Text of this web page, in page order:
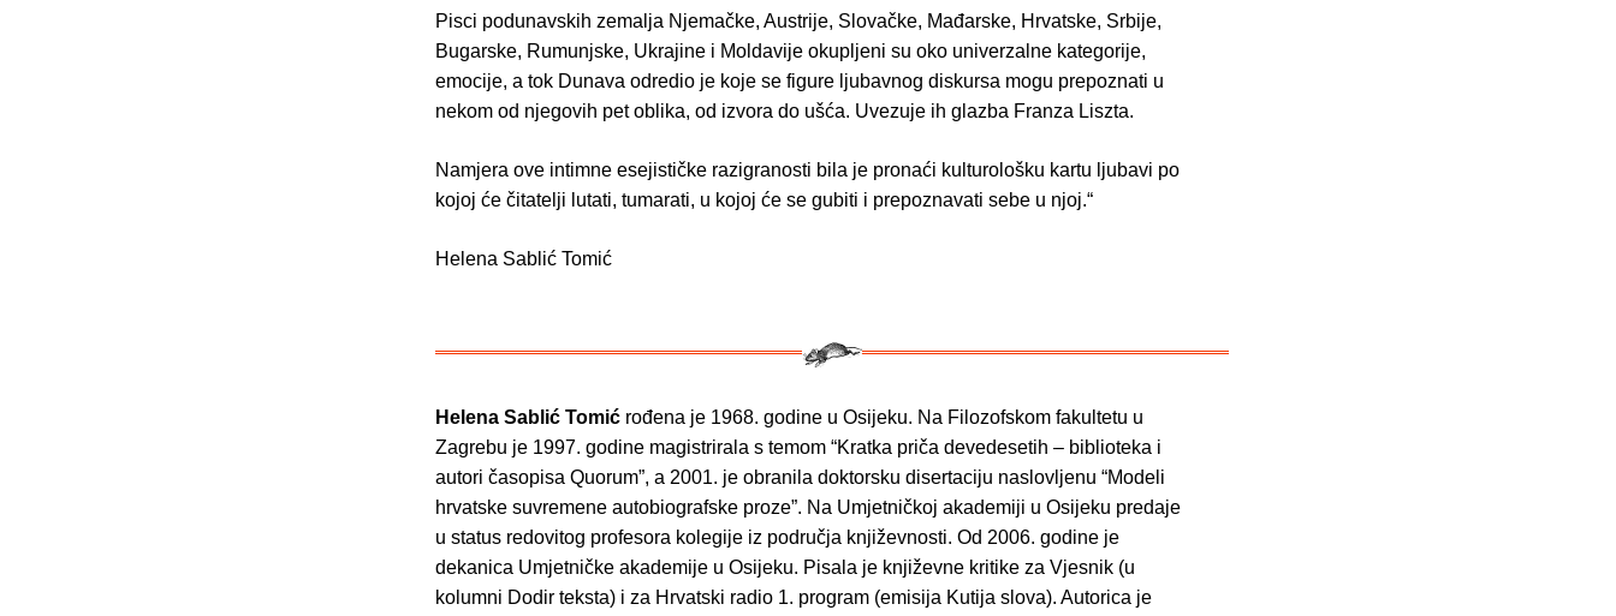
Pisci podunavskih zemalja Njemačke, Austrije, Slovačke, Mađarske, Hrvatske, Srbije,
Bugarske, Rumunjske, Ukrajine i Moldavije okupljeni su oko univerzalne kategorije,
emocije, a tok Dunava odredio je koje se figure ljubavnog diskursa mogu prepoznati u
nekom od njegovih pet oblika, od izvora do ušća. Uvezuje ih glazba Franza Liszta.
Namjera ove intimne esejističke razigranosti bila je pronaći kulturološku kartu ljubavi po
kojoj će čitatelji lutati, tumarati, u kojoj će se gubiti i prepoznavati sebe u njoj.“
Helena Sablić Tomić
Helena Sablić Tomić rođena je 1968. godine u Osijeku. Na Filozofskom fakultetu u
Zagrebu je 1997. godine magistrirala s temom “Kratka priča devedesetih – biblioteka i
autori časopisa Quorum”, a 2001. je obranila doktorsku disertaciju naslovljenu “Modeli
hrvatske suvremene autobiografske proze”. Na Umjetničkoj akademiji u Osijeku predaje
u status redovitog profesora kolegije iz područja književnosti. Od 2006. godine je
dekanica Umjetničke akademije u Osijeku. Pisala je književne kritike za Vjesnik (u
kolumni Dodir teksta) i za Hrvatski radio 1. program (emisija Kutija slova). Autorica je